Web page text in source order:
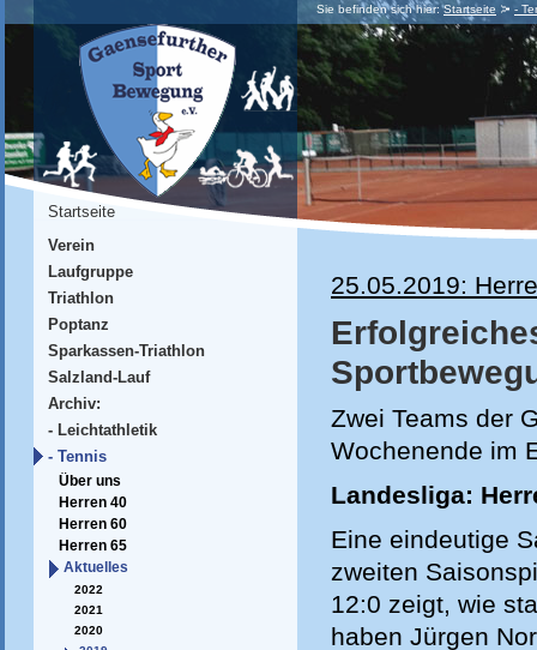
Sie befinden sich hier:Startseite -
Startseite
Verein
Laufgruppe
Triathlon
Poptanz
Sparkassen-Triathlon
Salzland-Lauf
Archiv:
- Leichtathletik
- Tennis
Über uns
Herren 40
Herren 60
Herren 65
Aktuelles
2022
2021
2020
25.05.2019:
Zwei Teams der
Wochenende im
Landesliga:
Eine eindeutige
zweiten
12:0 zeigt, wie
haben Jürgen